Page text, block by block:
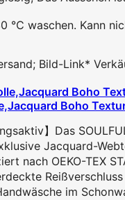
℃ waschen. Kann
Bild-Link*
Boho
】Das
Jacquard-
nach OEKO-TEX
im